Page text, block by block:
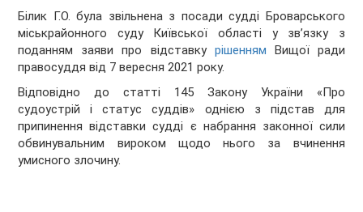
Білик Г.О. була звільнена з посади судді Броварського
міськрайонного суду Київської області у зв’язку з
поданням заяви про відставку рішенням Вищої ради
правосуддя від 7 вересня 2021 року.
Відповідно до статті 145 Закону України «Про
судоустрій і статус суддів» однією з підстав для
припинення відставки судді є набрання законної сили
обвинувальним вироком щодо нього за вчинення
умисного злочину.